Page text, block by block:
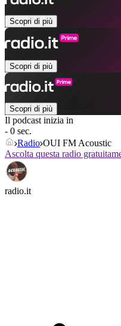
Scopri di più
Scopri di più
Scopri di più
Il podcast inizia in
- 0 sec.
Radio OUI FM Acoustic
Ascolta questa radio
radio.it